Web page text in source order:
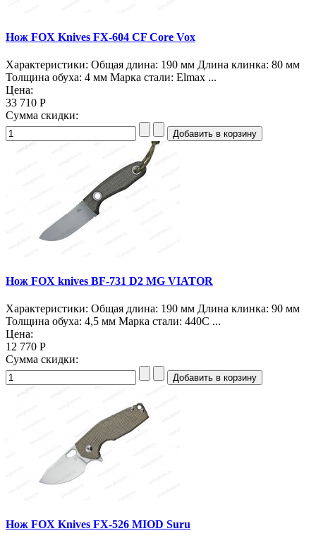
Нож FOX Knives FX-604 CF Core Vox
Характеристики: Общая длина: 190 мм Длина клинка: 80 мм
Толщина обуха: 4 мм Марка стали: Elmax ...
Цена:
33 710 Р
Сумма скидки:
Нож FOX knives BF-731 D2 MG VIATOR
Характеристики: Общая длина: 190 мм Длина клинка: 90 мм
Толщина обуха: 4,5 мм Марка стали: 440C ...
Цена:
12 770 Р
Сумма скидки:
Нож FOX Knives FX-526 MIOD Suru